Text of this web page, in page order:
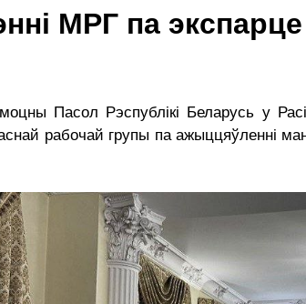
МРГ па
Пасол Рэспублікі Беларусь у
рабочай групы па ажыццяўленні